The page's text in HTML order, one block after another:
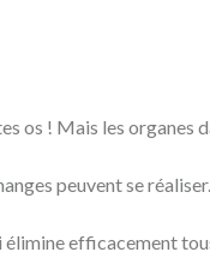
os ! Mais les organes
peuvent se réaliser.
efficacement